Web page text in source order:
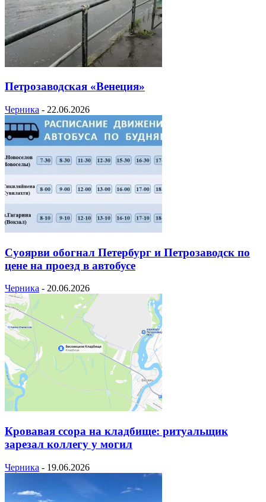
Петрозаводская «Венеция»
Черника - 22.06.2026
Суоярви обогнал Петербург и Петрозаводск по
цене на проезд в автобусе
Черника - 20.06.2026
Кровавая ссора на кладбище: ритуальщик
зарезал коллегу у могил
Черника - 19.06.2026